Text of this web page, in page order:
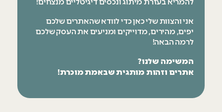
אני והצוות שלי כאן כדי לוודא שהאתרים שלכם
יפים, מהירים, מדוייקים ומניעים את העסק שלכם
לרמה הבאה!
המשימה שלנו?
אתרים וזהות מותגית שבאמת מוכרת!